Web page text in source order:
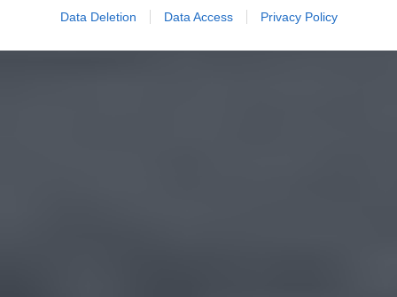
Data Deletion Data Access Privacy Policy